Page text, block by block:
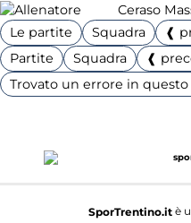
Ceraso
Le partite
Squadra ❰
Partite
Squadra ❰
Trovato un errore in questo
SporTrentino.itè